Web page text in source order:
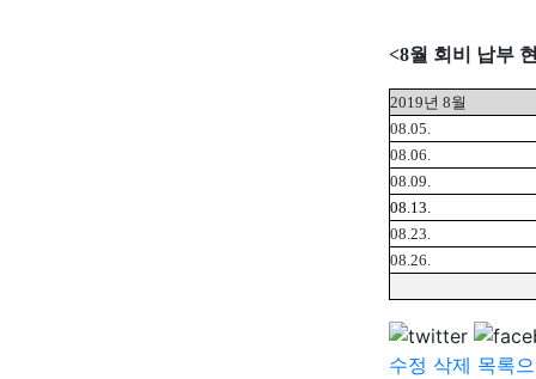
<8월 회비 납부
2019년 8월
08.05.
08.06.
08.09.
08.13.
08.23.
08.26.
수정 삭제 목록